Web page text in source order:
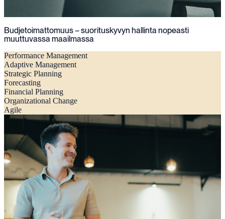
Budjetoimattomuus – suorituskyvyn hallinta nopeasti
muuttuvassa maailmassa
Performance Management
Adaptive Management
Strategic Planning
Forecasting
Financial Planning
Organizational Change
Agile